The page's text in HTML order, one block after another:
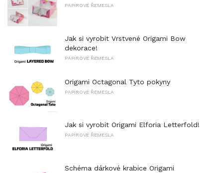
PAPÍROVÉ ŘEMESLA
Jak si vyrobit Vrstvené Origami Bow
dekorace!
PAPÍROVÉ ŘEMESLA
Origami Octagonal Tyto pokyny
PAPÍROVÉ ŘEMESLA
Jak si vyrobit Origami Elforia Letterfold!
PAPÍROVÉ ŘEMESLA
Schéma dárkové krabice Origami